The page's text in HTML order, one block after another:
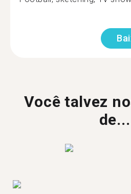
Você talvez
de...